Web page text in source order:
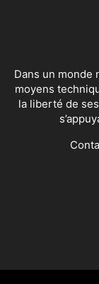
Dans un monde
moyens
la liberté de